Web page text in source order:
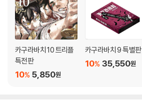
카구라바치 10 트리플
특전판
5,850원
10%
카구라바치 9 특별판
35,550원
10%